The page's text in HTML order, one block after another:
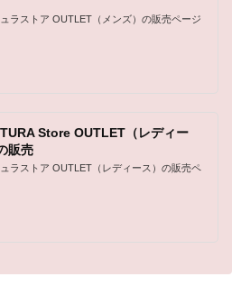
ラストア OUTLET（メンズ）の販売ページ
Store OUTLET（レディー
販売
ラストア OUTLET（レディース）の販売ペ